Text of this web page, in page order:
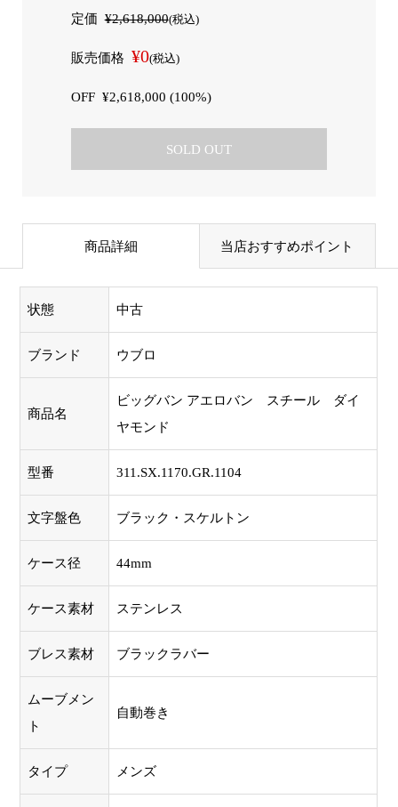
定価¥2,618,000(税込)
販売価格 ¥0(税込)
OFF ¥2,618,000 (100%)
SOLD OUT
商品詳細 当店おすすめポイント
状態 中古
ブランド ウブロ
商品名
ビッグバン アエロバン スチール ダイ
ヤモンド
型番 311.SX.1170.GR.1104
文字盤色 ブラック・スケルトン
ケース径 44mm
ケース素材 ステンレス
ブレス素材 ブラックラバー
ムーブメン
ト
自動巻き
タイプ メンズ